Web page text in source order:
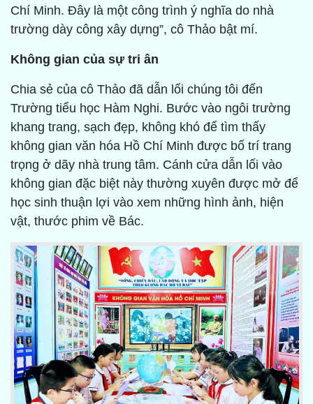
Chí Minh. Đây là một công trình ý nghĩa do nhà
trường dày công xây dựng”, cô Thảo bật mí.
Không gian của sự tri ân
Chia sẻ của cô Thảo đã dẫn lối chúng tôi đến
Trường tiểu học Hàm Nghi. Bước vào ngôi trường
khang trang, sạch đẹp, không khó để tìm thấy
không gian văn hóa Hồ Chí Minh được bố trí trang
trọng ở dãy nhà trung tâm. Cánh cửa dẫn lối vào
không gian đặc biệt này thường xuyên được mở để
học sinh thuận lợi vào xem những hình ảnh, hiện
vật, thước phim về Bác.